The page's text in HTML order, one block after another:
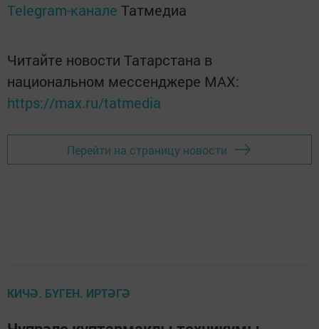
Telegram-канале Татмедиа
Читайте новости Татарстана в
национальном мессенджере MАХ:
https://max.ru/tatmedia
Перейти на страницу новости
КИЧӘ. БҮГЕН. ИРТӘГӘ